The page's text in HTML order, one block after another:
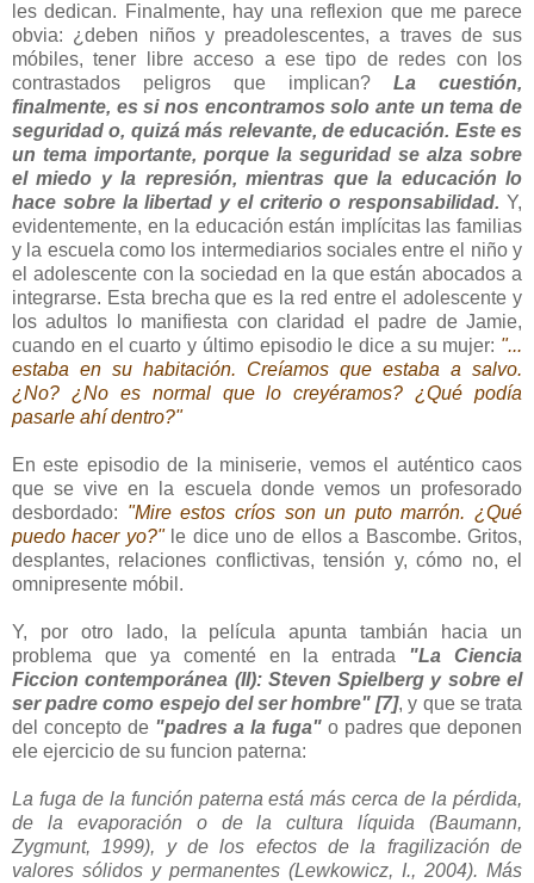
les dedican. Finalmente, hay una reflexion que me parece
obvia: ¿deben niños y preadolescentes, a traves de sus
móbiles, tener libre acceso a ese tipo de redes con los
contrastados peligros que implican? La cuestión,
finalmente, es si nos encontramos solo ante un tema de
seguridad o, quizá más relevante, de educación. Este es
un tema importante, porque la seguridad se alza sobre
el miedo y la represión, mientras que la educación lo
hace sobre la libertad y el criterio o responsabilidad. Y,
evidentemente, en la educación están implícitas las familias
y la escuela como los intermediarios sociales entre el niño y
el adolescente con la sociedad en la que están abocados a
integrarse. Esta brecha que es la red entre el adolescente y
los adultos lo manifiesta con claridad el padre de Jamie,
cuando en el cuarto y último episodio le dice a su mujer: "...
estaba en su habitación. Creíamos que estaba a salvo.
¿No? ¿No es normal que lo creyéramos? ¿Qué podía
pasarle ahí dentro?"
En este episodio de la miniserie, vemos el auténtico caos
que se vive en la escuela donde vemos un profesorado
desbordado: "Mire estos críos son un puto marrón. ¿Qué
puedo hacer yo?" le dice uno de ellos a Bascombe. Gritos,
desplantes, relaciones conflictivas, tensión y, cómo no, el
omnipresente móbil.
Y, por otro lado, la película apunta tambián hacia un
problema que ya comenté en la entrada "La Ciencia
Ficcion contemporánea (II): Steven Spielberg y sobre el
ser padre como espejo del ser hombre" [7], y que se trata
del concepto de "padres a la fuga" o padres que deponen
ele ejercicio de su funcion paterna:
La fuga de la función paterna está más cerca de la pérdida,
de la evaporación o de la cultura líquida (Baumann,
Zygmunt, 1999), y de los efectos de la fragilización de
valores sólidos y permanentes (Lewkowicz, I., 2004). Más